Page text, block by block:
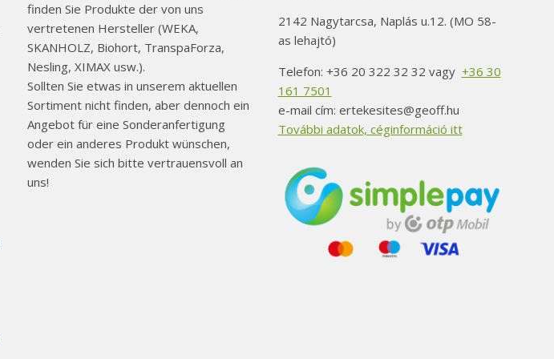
finden Sie Produkte der von uns
vertretenen Hersteller (WEKA,
SKANHOLZ, Biohort, TranspaForza,
Nesling, XIMAX usw.).
Sollten Sie etwas in unserem aktuellen
Sortiment nicht finden, aber dennoch ein
Angebot für eine Sonderanfertigung
oder ein anderes Produkt wünschen,
wenden Sie sich bitte vertrauensvoll an
uns!
2142 Nagytarcsa, Naplás u.12. (MO 58-
as lehajtó)
Telefon: +36 20 322 32 32 vagy +36 30
161 7501
e-mail cím: ertekesites@geoff.hu
További adatok, céginformáció itt